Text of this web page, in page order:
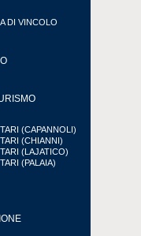
DI VINCOLO
(CAPANNOLI)
(CHIANNI)
(LAJATICO)
(PALAIA)